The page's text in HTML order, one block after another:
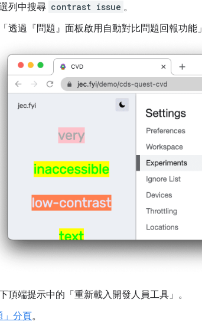
列中搜尋 contrast issue 。
透過『問題』面板啟用自動對比問題回報功能」
頂端提示中的「重新載入開發人員工具」 。
」分頁。